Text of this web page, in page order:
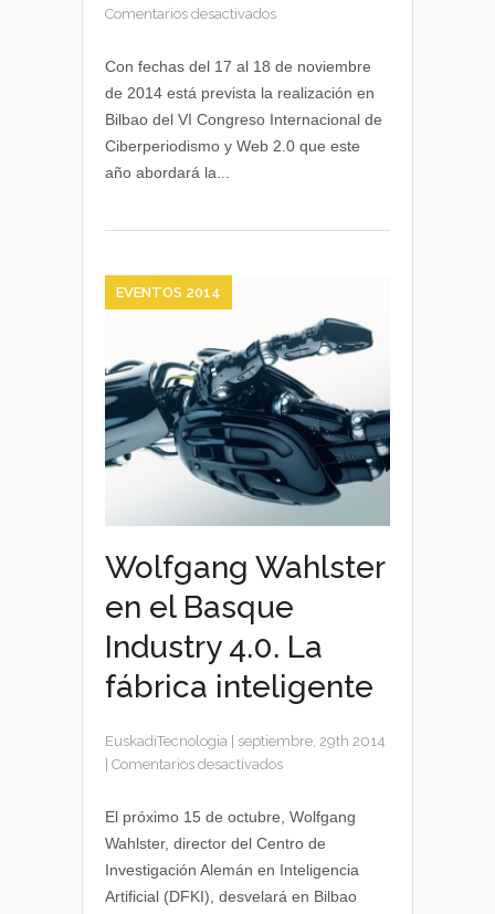
Comentarios desactivadosen
Congreso
Ciberperiodismo
en
Con fechas del 17 al 18 de noviembre
de 2014 está prevista la realización en
Bilbao del VI Congreso Internacional de
Ciberperiodismo y Web 2.0 que este
año abordará la...
EVENTOS 2014
Wolfgang Wahlster
en el Basque
Industry 4.0. La
fábrica inteligente
EuskadiTecnologia
septiembre, 29th 2014
Comentarios desactivadosen
Wahlster
Basque
Industry
El próximo 15 de octubre, Wolfgang
Wahlster, director del Centro de
Investigación Alemán en Inteligencia
Artificial (DFKI), desvelará en Bilbao